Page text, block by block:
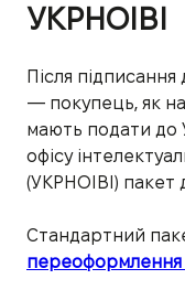
УКРНОІВІ
Після
— покупець, як
мають подати до
офісу
(УКРНОІВІ) пакет
Стандартний
переоформлення